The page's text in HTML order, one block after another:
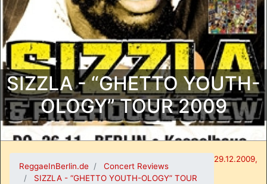
SIZZLA - “GHETTO YOUTH-
OLOGY” TOUR 2009
29.12.2009,
ReggaeInBerlin.de
Concert Reviews
SIZZLA - “GHETTO YOUTH-OLOGY” TOUR